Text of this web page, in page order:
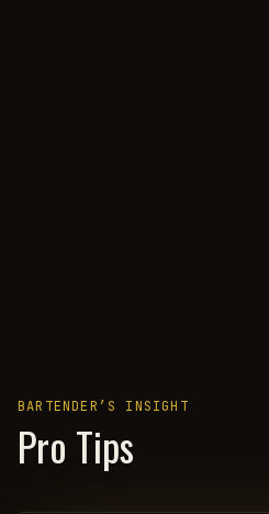
BARTENDER’S INSIGHT
Pro Tips